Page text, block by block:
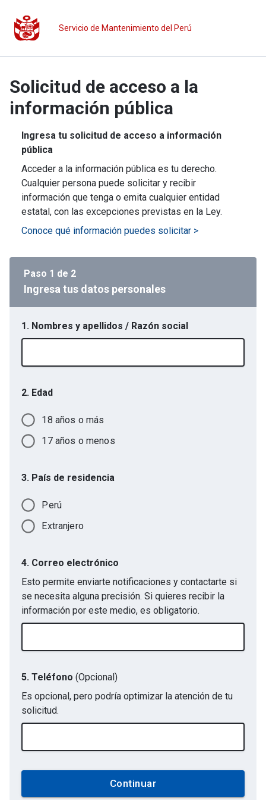
Servicio de Mantenimiento del Perú
Solicitud de acceso a la
información pública
Ingresa tu solicitud de acceso a información
pública
Acceder a la información pública es tu derecho.
Cualquier persona puede solicitar y recibir
información que tenga o emita cualquier entidad
estatal, con las excepciones previstas en la Ley.
Conoce qué información puedes solicitar >
Paso 1 de 2
Ingresa tus datos personales
1. Nombres y apellidos / Razón social
2. Edad
18 años o más
17 años o menos
3. País de residencia
Perú
Extranjero
4. Correo electrónico
Esto permite enviarte notificaciones y contactarte si
se necesita alguna precisión. Si quieres recibir la
información por este medio, es obligatorio.
5. Teléfono (Opcional)
Es opcional, pero podría optimizar la atención de tu
solicitud.
Continuar